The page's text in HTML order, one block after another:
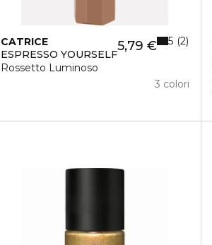
CATRICE
ESPRESSO YOURSELF
Rossetto Luminoso
5,79 €
3 colori
5 2